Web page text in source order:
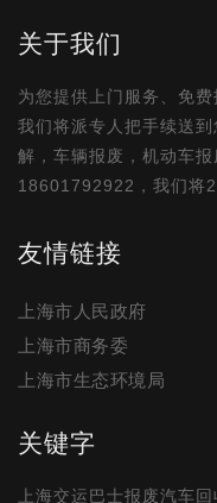
关于我们
为您提供上门服务、免
我们将派专人把手续送
解，车辆报废，机动车
18601792922，我们将
友情链接
上海市人民政府
上海市商务委
上海市生态环境局
关键字
上海交运巴士报废汽车